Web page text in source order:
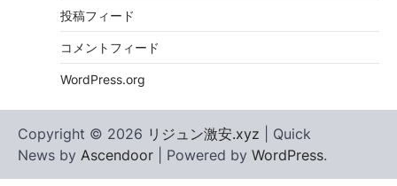
投稿フィード
コメントフィード
WordPress.org
Copyright © 2026 リジュン激安.xyz | Quick
News by Ascendoor | Powered by WordPress.